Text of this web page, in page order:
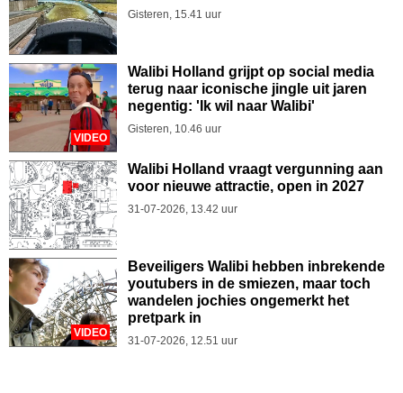
Gisteren, 15.41 uur
VIDEO
Walibi Holland grijpt op social media
terug naar iconische jingle uit jaren
negentig: 'Ik wil naar Walibi'
Gisteren, 10.46 uur
Walibi Holland vraagt vergunning aan
voor nieuwe attractie, open in 2027
31-07-2026, 13.42 uur
VIDEO
Beveiligers Walibi hebben inbrekende
youtubers in de smiezen, maar toch
wandelen jochies ongemerkt het
pretpark in
31-07-2026, 12.51 uur